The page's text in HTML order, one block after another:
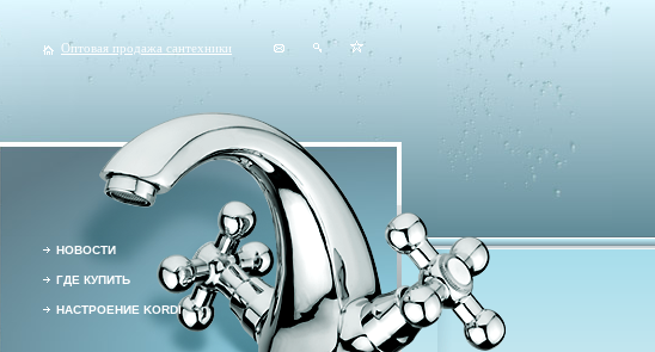
Оптовая продажа сантехники
НОВОСТИ
ГДЕ КУПИТЬ
НАСТРОЕНИЕ KORDI